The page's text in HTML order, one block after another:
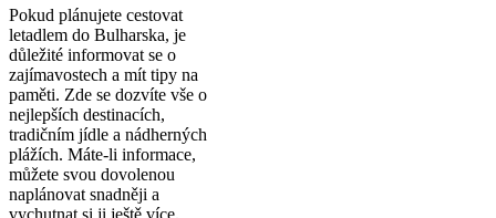
Pokud plánujete cestovat
letadlem do Bulharska, je
důležité informovat se o
zajímavostech a mít tipy na
paměti. Zde se dozvíte vše o
nejlepších destinacích,
tradičním jídle a nádherných
plážích. Máte-li informace,
můžete svou dovolenou
naplánovat snadněji a
vychutnat si ji ještě více.